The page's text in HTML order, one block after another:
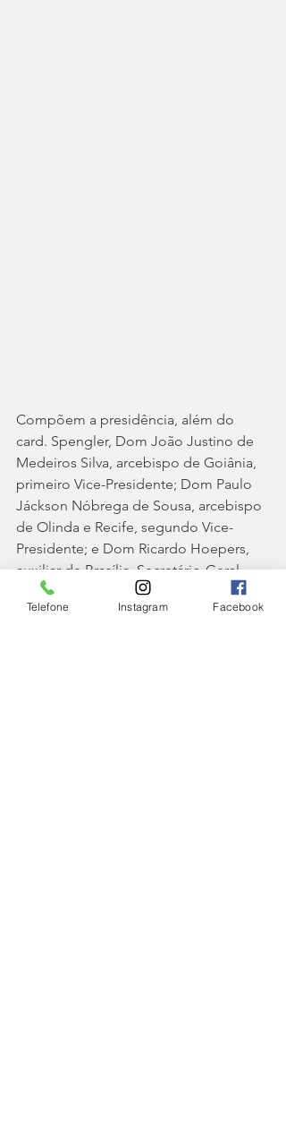
Compõem a presidência, além do
card. Spengler, Dom João Justino de
Medeiros Silva, arcebispo de Goiânia,
primeiro Vice-Presidente; Dom Paulo
Jáckson Nóbrega de Sousa, arcebispo
de Olinda e Recife, segundo Vice-
Presidente; e Dom Ricardo Hoepers,
auxiliar de Brasília, Secretário-Geral.
IGREJA
Telefone Instagram Facebook